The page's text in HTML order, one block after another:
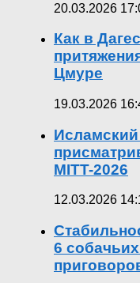
20.03.2026
Как в
Цмуре
19.03.2026
MITT-2026
12.03.2026
6